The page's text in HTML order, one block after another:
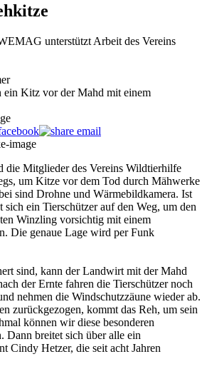
unterstützt Arbeit des Vereins
ein Kitz vor der Mahd mit einem
die Mitglieder des Vereins Wildtierhilfe
um Kitze vor dem Tod durch Mähwerke
sind Drohne und Wärmebildkamera. Ist
ein Tierschützer auf den Weg, um den
Winzling vorsichtig mit einem
Die genaue Lage wird per Funk
sind, kann der Landwirt mit der Mahd
der Ernte fahren die Tierschützer noch
nehmen die Windschutzzäune wieder ab.
zurückgezogen, kommt das Reh, um sein
können wir diese besonderen
Dann breitet sich über alle ein
Cindy Hetzer, die seit acht Jahren